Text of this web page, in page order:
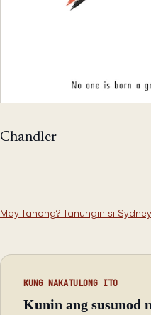
Chandler
May tanong? Tanungin si Sydney
KUNG NAKATULONG ITO
Kunin ang susunod